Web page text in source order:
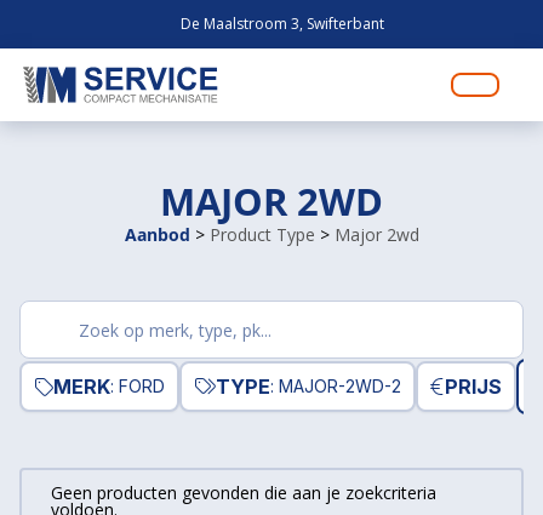
De Maalstroom 3, Swifterbant
MAJOR 2WD
Aanbod > Product Type > Major 2wd
producten
MERK: FORD TYPE: MAJOR-2WD-2 PRIJS
Geen producten gevonden die aan je zoekcriteria
voldoen.